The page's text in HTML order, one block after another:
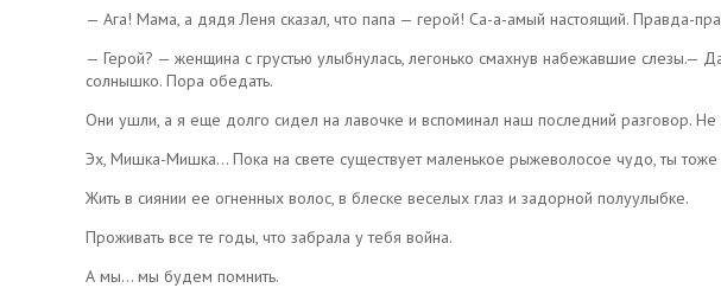
— Ага! Мама, а дядя Леня сказал, что папа — герой! Са-а-амый настоящий. Правда-
— Герой? — женщина с грустью улыбнулась, легонько смахнув набежавшие
солнышко. Пора обедать.
Они ушли, а я еще долго сидел на лавочке и вспоминал наш последний разговор. Не
Эх, Мишка-Мишка… Пока на свете существует маленькое рыжеволосое чудо, ты
Жить в сиянии ее огненных волос, в блеске веселых глаз и задорной полуулыбке.
Проживать все те годы, что забрала у тебя война.
А мы… мы будем помнить.